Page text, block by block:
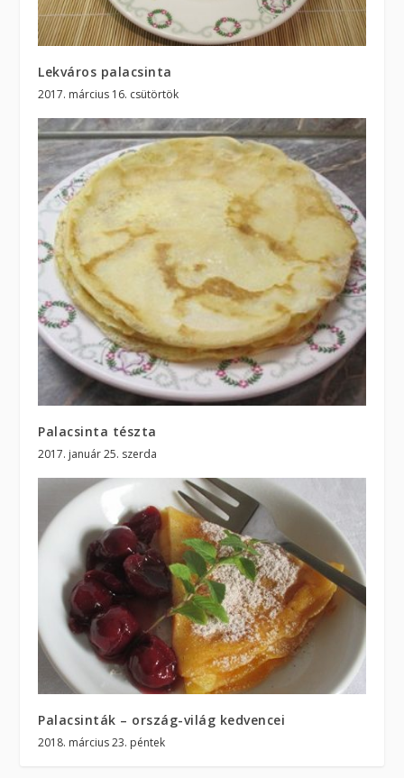
Lekváros palacsinta
2017. március 16. csütörtök
Palacsinta tészta
2017. január 25. szerda
Palacsinták – ország-világ kedvencei
2018. március 23. péntek